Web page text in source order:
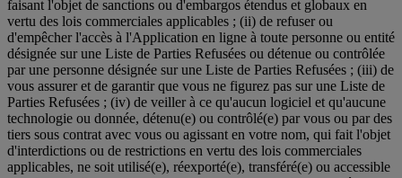
faisant l'objet de sanctions ou d'embargos étendus et globaux en
vertu des lois commerciales applicables ; (ii) de refuser ou
d'empêcher l'accès à l'Application en ligne à toute personne ou entité
désignée sur une Liste de Parties Refusées ou détenue ou contrôlée
par une personne désignée sur une Liste de Parties Refusées ; (iii) de
vous assurer et de garantir que vous ne figurez pas sur une Liste de
Parties Refusées ; (iv) de veiller à ce qu'aucun logiciel et qu'aucune
technologie ou donnée, détenu(e) ou contrôlé(e) par vous ou par des
tiers sous contrat avec vous ou agissant en votre nom, qui fait l'objet
d'interdictions ou de restrictions en vertu des lois commerciales
applicables, ne soit utilisé(e), réexporté(e), transféré(e) ou accessible